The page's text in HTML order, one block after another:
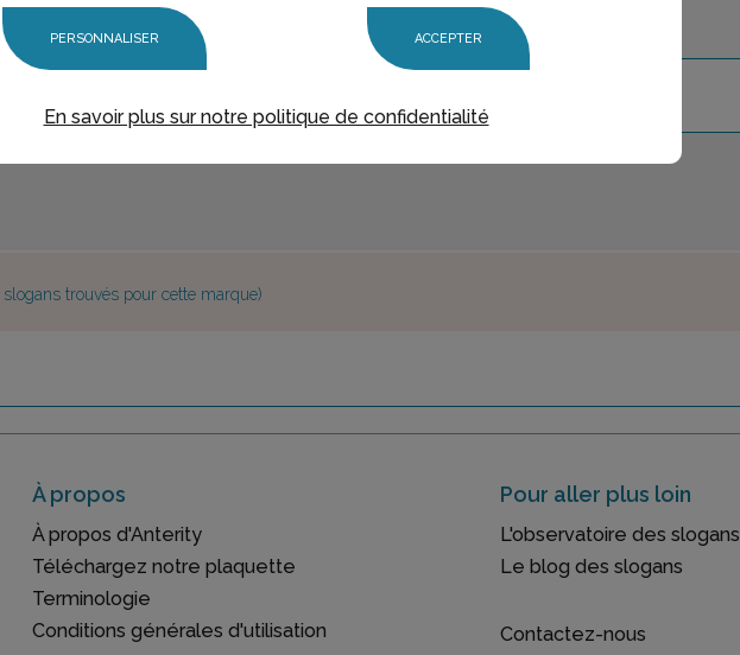
trouvés pour cette marque)
À propos
À propos d'Anterity
Téléchargez notre plaquette
Terminologie
Conditions générales d'utilisation
Pour aller plus loin
L'observatoire des slogans
Le blog des slogans
Contactez-nous
PERSONNALISER ACCEPTER
En savoir plus sur notre politique de confidentialité